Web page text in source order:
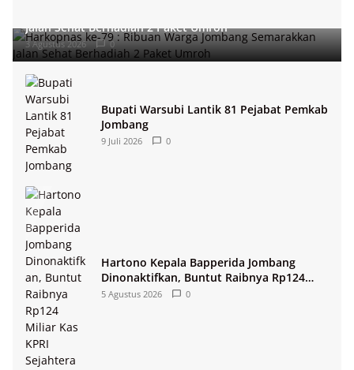
Jalan Sehat Berhadiah 2 Paket Umroh
3 Agustus 2026 0
Bupati Warsubi Lantik 81 Pejabat Pemkab
Jombang
9 Juli 2026 0
Hartono Kepala Bapperida Jombang
Dinonaktifkan, Buntut Raibnya Rp124
Miliar Kas KPRI Sejahtera
5 Agustus 2026 0